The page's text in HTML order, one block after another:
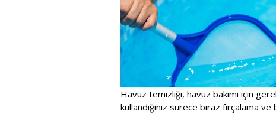
Havuz temizliği, havuz bakımı için
kullandığınız sürece biraz fırçalama